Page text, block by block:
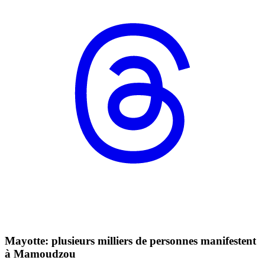
Mayotte: plusieurs milliers de personnes manifestent
à Mamoudzou